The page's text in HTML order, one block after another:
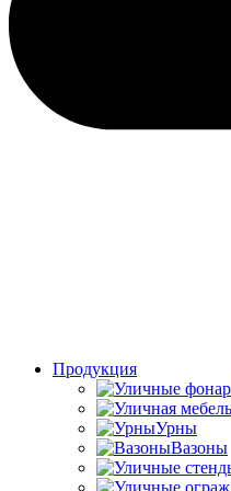
Продукция
Урны
Вазоны